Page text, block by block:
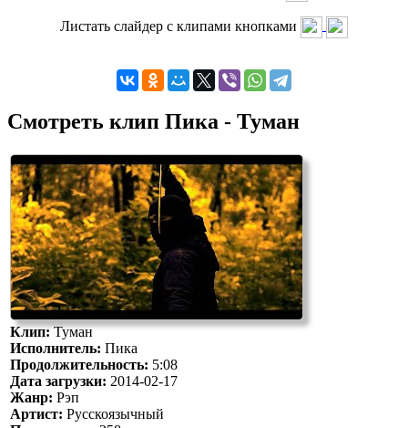
Листать слайдер с клипами кнопками
Смотреть клип Пика - Туман
Клип:Туман
Исполнитель: Пика
Продолжительность: 5:08
Дата загрузки: 2014-02-17
Жанр: Рэп
Артист: Русскоязычный